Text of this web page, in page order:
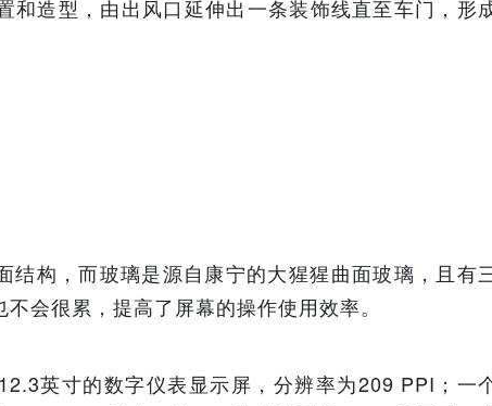
和造型，由出风口延伸出一条装饰线直至车门，形
结构，而玻璃是源自康宁的大猩猩曲面玻璃，且有
会很累，提高了屏幕的操作使用效率。
英寸的数字仪表显示屏，分辨率为209 PPI；一